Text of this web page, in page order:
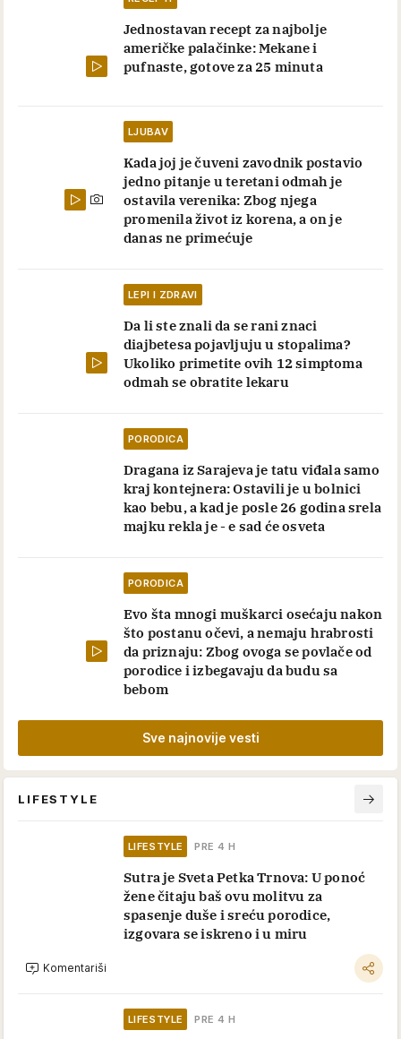
Jednostavan recept za najbolje
američke palačinke: Mekane i
pufnaste, gotove za 25 minuta
LJUBAV
Kada joj je čuveni zavodnik postavio
jedno pitanje u teretani odmah je
ostavila verenika: Zbog njega
promenila život iz korena, a on je
danas ne primećuje
LEPI I ZDRAVI
Da li ste znali da se rani znaci
diajbetesa pojavljuju u stopalima?
Ukoliko primetite ovih 12 simptoma
odmah se obratite lekaru
PORODICA
Dragana iz Sarajeva je tatu viđala samo
kraj kontejnera: Ostavili je u bolnici
kao bebu, a kad je posle 26 godina srela
majku rekla je - e sad će osveta
PORODICA
Evo šta mnogi muškarci osećaju nakon
što postanu očevi, a nemaju hrabrosti
da priznaju: Zbog ovoga se povlače od
porodice i izbegavaju da budu sa
bebom
Sve najnovije vesti
LIFESTYLE
LIFESTYLE PRE 4 H
Sutra je Sveta Petka Trnova: U ponoć
žene čitaju baš ovu molitvu za
spasenje duše i sreću porodice,
izgovara se iskreno i u miru
Komentariši
LIFESTYLE PRE 4 H